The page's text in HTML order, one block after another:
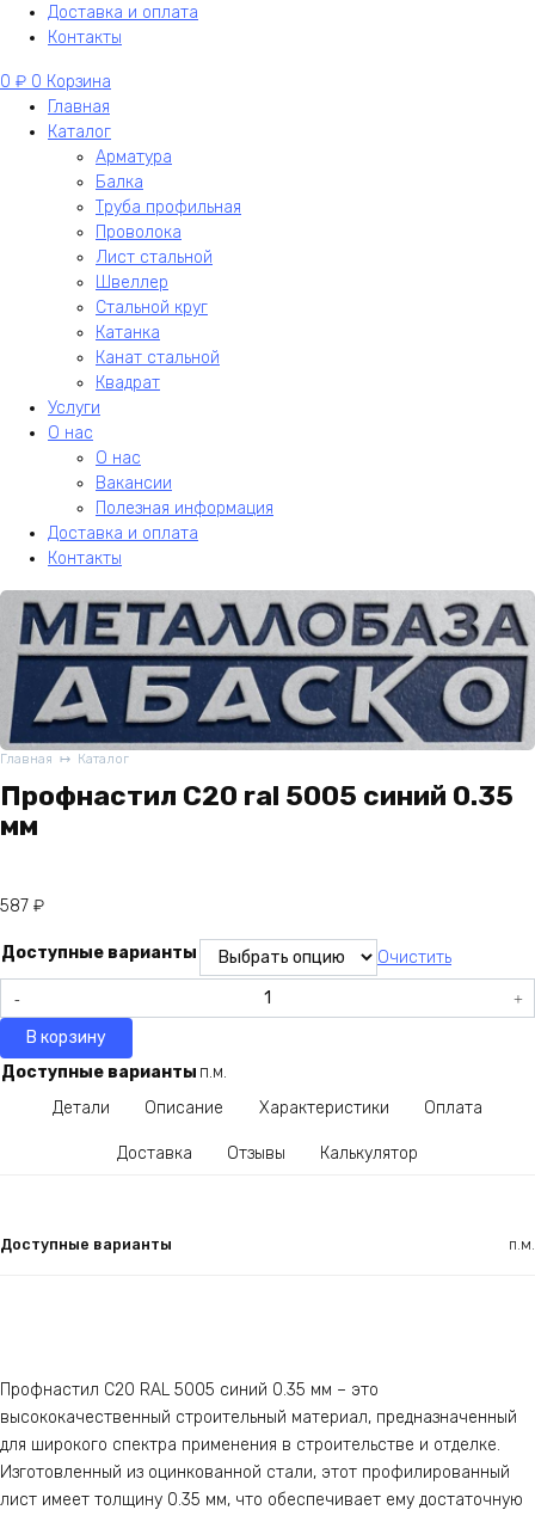
Доставка и оплата
Контакты
0 ₽ 0 Корзина
Главная
Каталог
Арматура
Балка
Труба профильная
Проволока
Лист стальной
Швеллер
Стальной круг
Катанка
Канат стальной
Квадрат
Услуги
О нас
О нас
Вакансии
Полезная информация
Доставка и оплата
Контакты
Главная Каталог
Профнастил С20 ral 5005 синий 0.35
мм
587 ₽
Доступные варианты
Очистить
товара
Профнастил
С20
В корзину
Доступные варианты п.м.
Детали
Описание Характеристики Оплата
Доставка Отзывы Калькулятор
Доступные варианты п.м.
Профнастил С20 RAL 5005 синий 0.35 мм – это
высококачественный строительный материал, предназначенный
для широкого спектра применения в строительстве и отделке.
Изготовленный из оцинкованной стали, этот профилированный
лист имеет толщину 0.35 мм, что обеспечивает ему достаточную